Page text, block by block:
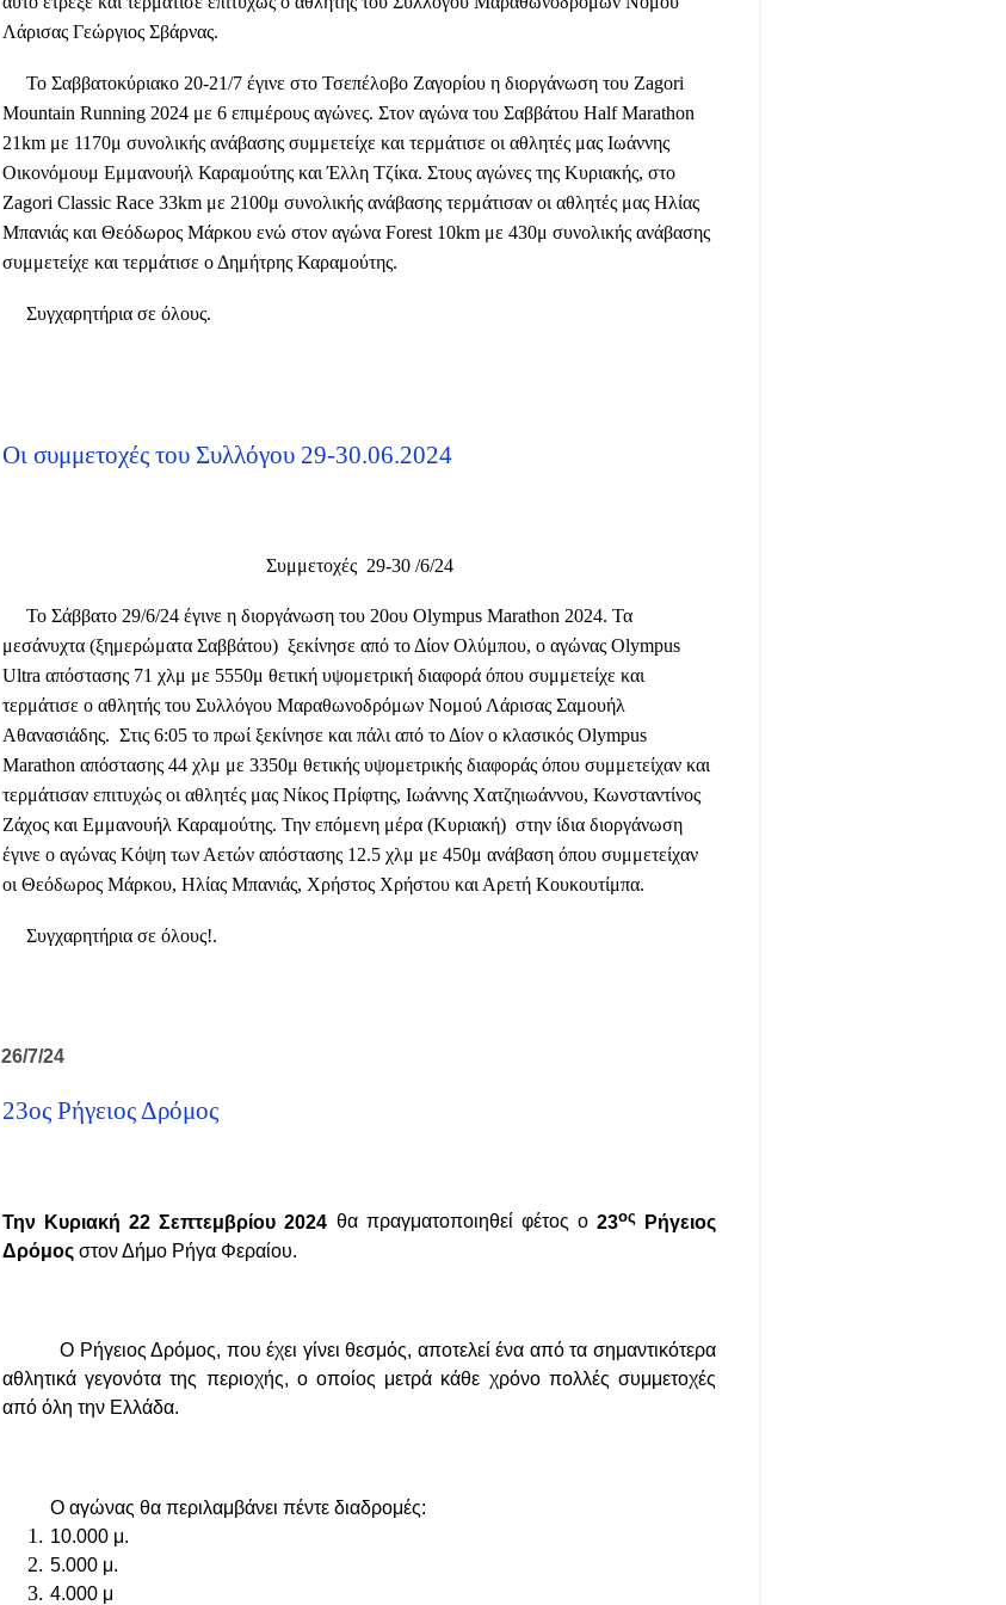
Λάρισας Γεώργιος Σβάρνας.
Το Σαββατοκύριακο 20-21/7 έγινε στο Τσεπέλοβο Ζαγορίου η διοργάνωση του Zagori
Mountain Running 2024 με 6 επιμέρους αγώνες. Στον αγώνα του Σαββάτου Half Marathon
21km με 1170μ συνολικής ανάβασης συμμετείχε και τερμάτισε οι αθλητές μας Ιωάννης
Οικονόμουμ Εμμανουήλ Καραμούτης και Έλλη Τζίκα. Στους αγώνες της Κυριακής, στο
Zagori Classic Race 33km με 2100μ συνολικής ανάβασης τερμάτισαν οι αθλητές μας Ηλίας
Μπανιάς και Θεόδωρος Μάρκου ενώ στον αγώνα Forest 10km με 430μ συνολικής ανάβασης
συμμετείχε και τερμάτισε ο Δημήτρης Καραμούτης.
Συγχαρητήρια σε όλους.
Οι συμμετοχές του Συλλόγου 29-30.06.2024
Συμμετοχές 29-30 /6/24
Το Σάββατο 29/6/24 έγινε η διοργάνωση του 20ου Olympus Marathon 2024. Τα
μεσάνυχτα (ξημερώματα Σαββάτου) ξεκίνησε από το Δίον Ολύμπου, ο αγώνας Olympus
Ultra απόστασης 71 χλμ με 5550μ θετική υψομετρική διαφορά όπου συμμετείχε και
τερμάτισε ο αθλητής του Συλλόγου Μαραθωνοδρόμων Νομού Λάρισας Σαμουήλ
Αθανασιάδης. Στις 6:05 το πρωί ξεκίνησε και πάλι από το Δίον ο κλασικός Olympus
Marathon απόστασης 44 χλμ με 3350μ θετικής υψομετρικής διαφοράς όπου συμμετείχαν και
τερμάτισαν επιτυχώς οι αθλητές μας Νίκος Πρίφτης, Ιωάννης Χατζηιωάννου, Κωνσταντίνος
Ζάχος και Εμμανουήλ Καραμούτης. Την επόμενη μέρα (Κυριακή) στην ίδια διοργάνωση
έγινε ο αγώνας Κόψη των Αετών απόστασης 12.5 χλμ με 450μ ανάβαση όπου συμμετείχαν
οι Θεόδωρος Μάρκου, Ηλίας Μπανιάς, Χρήστος Χρήστου και Αρετή Κουκουτίμπα.
Συγχαρητήρια σε όλους!.
26/7/24
23ος Ρήγειος Δρόμος
Την Κυριακή 22 Σεπτεμβρίου 2024 θα πραγματοποιηθεί φέτος ο 23οςΡήγειος
Δρόμος στον Δήμο Ρήγα Φεραίου.
Ο Ρήγειος Δρόμος, που έχει γίνει θεσμός, αποτελεί ένα από τα σημαντικότερα
αθλητικά γεγονότα της περιοχής, ο οποίος μετρά κάθε χρόνο πολλές συμμετοχές
από όλη την Ελλάδα.
Ο αγώνας θα περιλαμβάνει πέντε διαδρομές:
10.000 μ.
5.000 μ.
4.000 μ